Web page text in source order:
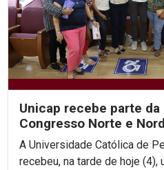
Unicap recebe parte
Congresso Norte e
Gerontologia e Geriatria
A Universidade Católica de
recebeu, na tarde de hoje (4),